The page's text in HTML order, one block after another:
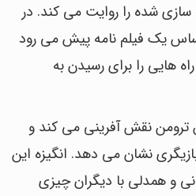
شده را روایت می کند. در
یک فیلم نامه پیش می رود
هایی را برای رسیدن به
ترومن نقش آفرینی می کند و
نشان می دهد. انگیزه این
و همدلی با دیگران چیزی